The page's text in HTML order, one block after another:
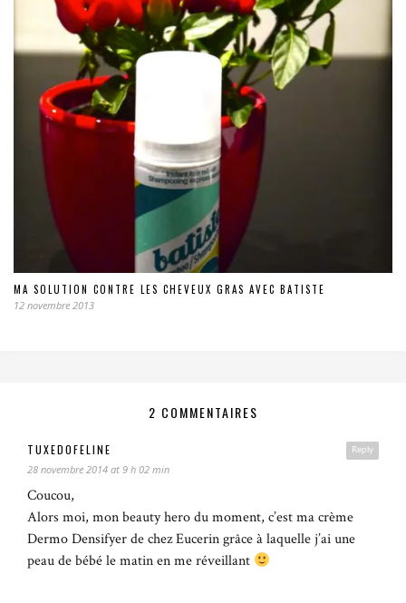
MA SOLUTION CONTRE LES CHEVEUX GRAS AVEC BATISTE
12 novembre 2013
2 COMMENTAIRES
Reply
TUXEDOFELINE
28 novembre 2014 at 9 h 02 min
Coucou,
Alors moi, mon beauty hero du moment, c’est ma crème
Dermo Densifyer de chez Eucerin grâce à laquelle j’ai une
peau de bébé le matin en me réveillant